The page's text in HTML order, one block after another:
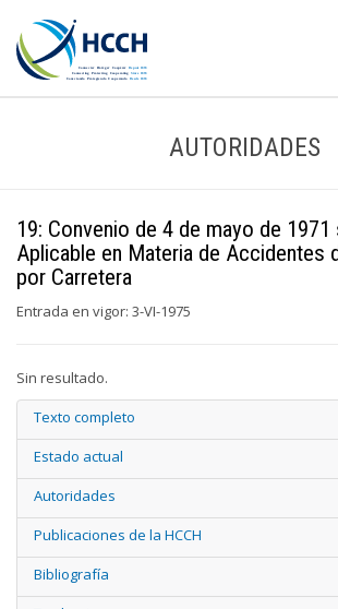
AUTORIDADES
19: Convenio de 4 de mayo de
Aplicable en Materia de Accidentes
por Carretera
Entrada en vigor: 3-VI-1975
Sin resultado.
Texto completo
Estado actual
Autoridades
Publicaciones de la HCCH
Bibliografía